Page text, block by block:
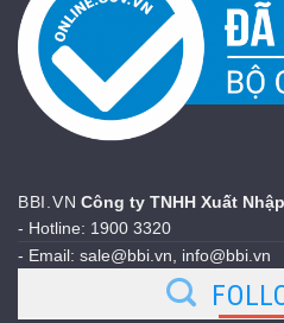
BBI.VN Công ty TNHH Xuất
- Hotline: 1900 3320
- Email: sale@bbi.vn, info@bbi.vn